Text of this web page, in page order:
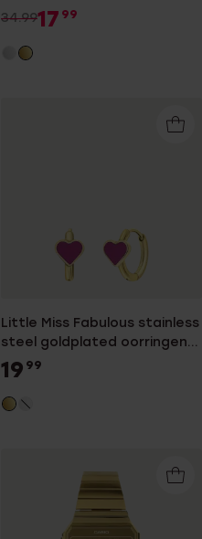
voor dames
34.9917 99
Little Miss Fabulous stainless
steel goldplated oorringen
met hart emaille fuchsia
19 99